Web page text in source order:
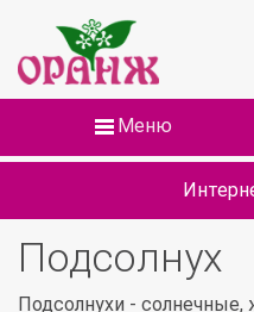
Меню
Подсолнух
Подсолнухи -